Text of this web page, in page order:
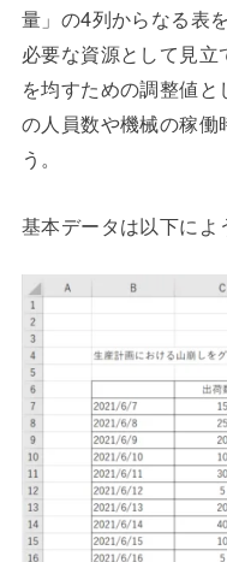
量」の4列からなる表
必要な資源として見
を均すための調整値
の人員数や機械の稼働
う。
基本データは以下によ